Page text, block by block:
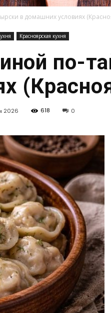
вкусные
блюда
в домашних условиях
Красноярская кухня
по-
2026 618 0